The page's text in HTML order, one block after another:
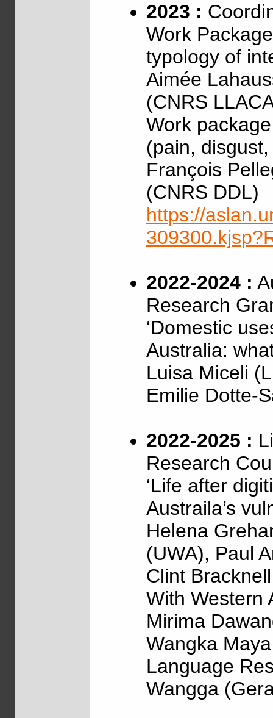
2023 :
Work
typology of
Aimée
(CNRS
Work
(pain,
François
(CNRS DDL)
https://
2022-2024 :
Research
‘Domestic
Australia:
Luisa Miceli
Emilie Dotte-
2022-2025 :
Research
‘Life after
Austraila’s
Helena
(UWA), Paul
Clint
With Western
Mirima
Wangka
Language
Wangga